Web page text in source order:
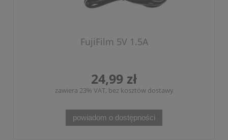
FujiFilm 5V 1.5A
24,99 zł
zawiera 23% VAT, bez kosztów dostawy
powiadom o dostępności